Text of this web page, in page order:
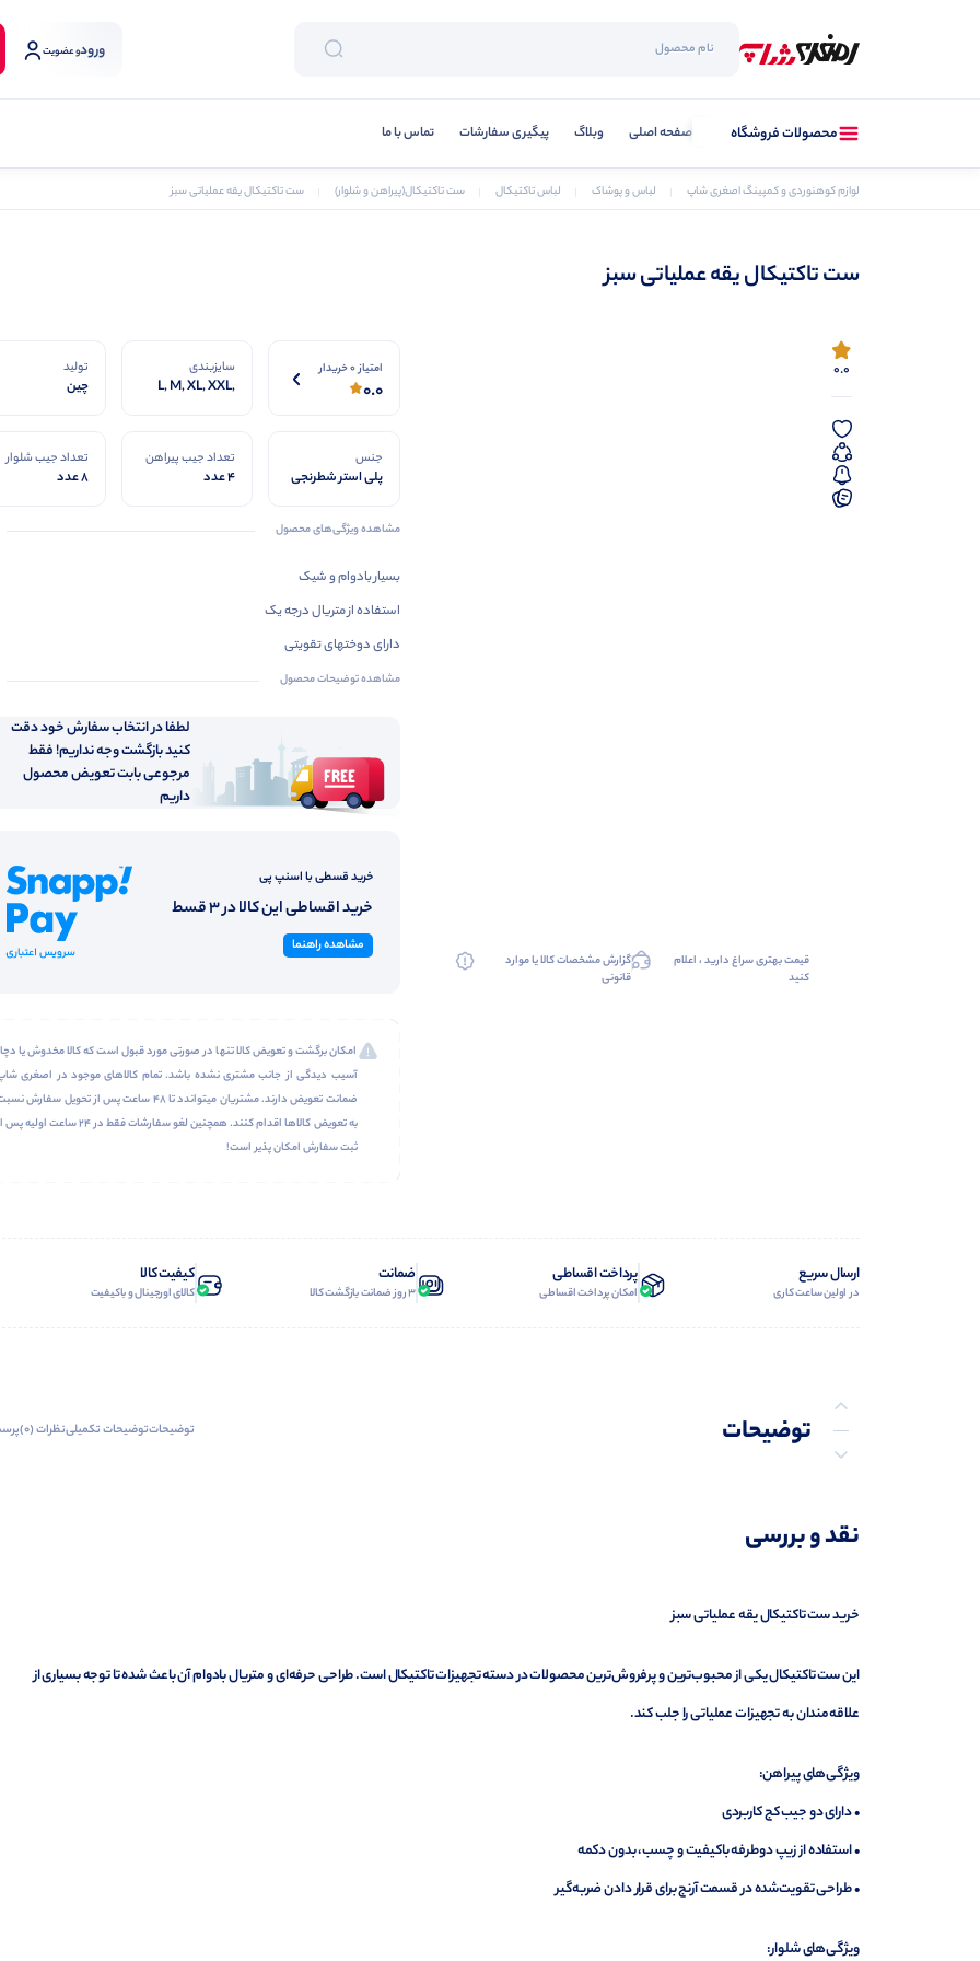
ورودو عضویت
محصولات فروشگاه صفحه اصلی وبلاگ پیگیری سفارشات تماس با ما
لوازم کوهنوردی و کمپینگ اصغری شاپ لباس و پوشاک لباس تاکتیکال ست تاکتیکال(پیراهن و شلوار) ست تاکتیکال یقه عملیاتی سبز
ست تاکتیکال یقه عملیاتی سبز
0.0
قیمت بهتری سراغ دارید ، اعلام
کنید
گزارش مشخصات کالا یا موارد
قانونی
امتیاز 0 خریدار
0.0
سایزبندی
L, M, XL, XXL,
تولید
چین
جنس
پلی استر شطرنجی
تعداد جیب پیراهن
4 عدد
تعداد جیب شلوار
8 عدد
مشاهده ویژگی‌های محصول
بسیار بادوام و شیک
استفاده از متریال درجه یک
دارای دوختهای تقویتی
مشاهده توضیحات محصول
لطفا در انتخاب سفارش خود دقت
کنید بازگشت وجه نداریم! فقط
مرجوعی بابت تعویض محصول
داریم
خرید قسطی با اسنپ پی
خرید اقساطی این کالا در 3 قسط
مشاهده راهنما
امکان برگشت و تعویض کالا تنها در صورتی مورد قبول است که کالا مخدوش یا
آسیب دیدگی از جانب مشتری نشده باشد. تمام کالاهای موجود در اصغری
ضمانت تعویض دارند. مشتریان میتواندد تا 48 ساعت پس از تحویل سفارش
به تعویض کالاها اقدام کنند. همچنین لغو سفارشات فقط در 24 ساعت اولیه
ثبت سفارش امکان پذیر است!
ارسال سریع
در اولین ساعت کاری
پرداخت اقساطی
امکان پرداخت اقساطی
ضمانت
3 روز ضمانت بازگشت کالا
کیفیت کالا
کالای اورجینال و باکیفیت
توضیحات
نظرات (0)
پرسش‌ها
توضیحاتتوضیحات تکمیلینظرات (0)
نقد و بررسی
خرید ست تاکتیکال یقه عملیاتی سبز
این ست تاکتیکال یکی از محبوب‌ترین و پرفروش‌ترین محصولات در دسته تجهیزات تاکتیکال است. طراحی حرفه‌ای و متریال بادوام آن باعث شده تا توجه بسیاری از
علاقه‌مندان به تجهیزات عملیاتی را جلب کند.
ویژگی‌های پیراهن:
• دارای دو جیب کج کاربردی
• استفاده از زیپ دوطرفه باکیفیت و چسب، بدون دکمه
• طراحی تقویت‌شده در قسمت آرنج برای قرار دادن ضربه‌گیر
ویژگی‌های شلوار: